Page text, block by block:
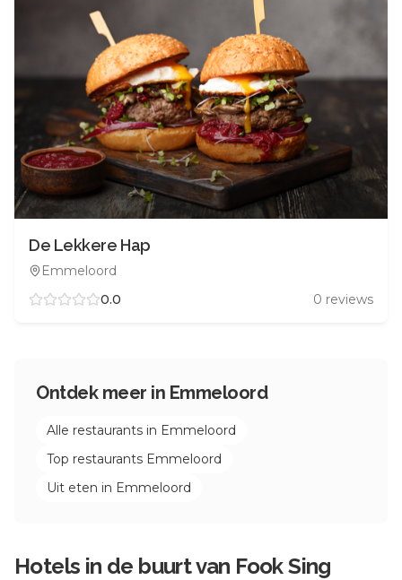
De Lekkere Hap
Emmeloord
0.0
0 reviews
Ontdek meer in Emmeloord
Alle restaurants in Emmeloord
Top restaurants Emmeloord
Uit eten in Emmeloord
Hotels in de buurt van Fook Sing